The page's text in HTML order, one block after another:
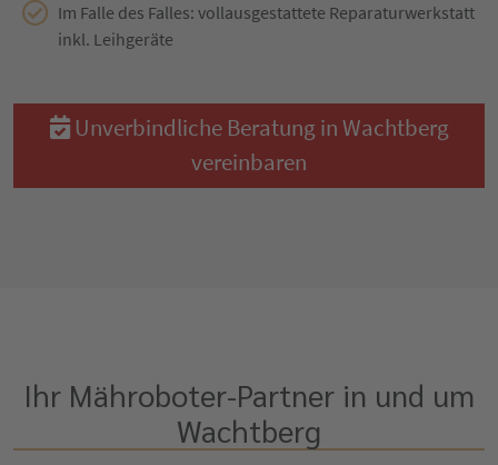
Im Falle des Falles: vollausgestattete Reparaturwerkstatt
inkl. Leihgeräte
Unverbindliche Beratung in Wachtberg
vereinbaren
Ihr Mähroboter-Partner in und um
Wachtberg